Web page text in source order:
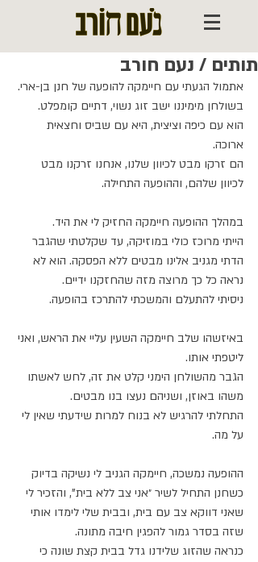
תותים / נעם חורב
אתמול הגעתי עם חיימקה להופעה של חנן בן-ארי.⁣
בשולחן מימיננו ישב זוג נשוי, דתיים קומפלט. ⁣
הוא עם כיפה וציצית, היא עם שביס וחצאית
ארוכה.⁣
הם זרקו מבט לכיוון שלנו, אנחנו זרקנו מבט
לכיוון שלהם, וההופעה התחילה.⁣
במהלך ההופעה חיימקה החזיק לי את היד. ⁣
הייתי מרוכז כולי במוזיקה, עד שקלטתי שהגבר
הדתי מגניב אלינו מבטים ללא הפסקה. הוא לא
נראה כל כך מרוצה מזה שהחזקנו ידיים. ⁣
ניסיתי להתעלם והמשכתי להתרכז בהופעה.⁣
באיזשהו שלב חיימקה השעין עליי את הראש, ואני
ליטפתי אותו.⁣
הגבר מהשולחן הימני קלט את זה, לחש לאשתו
משהו באוזן, ושניהם נעצו בנו מבטים.⁣
התחלתי להרגיש לא בנוח למרות שידעתי שאין לי
על מה.⁣
ההופעה נמשכה, חיימקה הגניב לי נשיקה בדיוק
כשחנן התחיל לשיר ״אני צב ללא בית", והזכיר לי
שאני דווקא צב עם בית, ובבית שלי לימדו אותי
שזה בסדר גמור להפגין חיבה מתונה.⁣
כנראה שהזוג שלידנו גדל בבית קצת שונה כי